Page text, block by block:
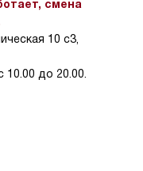
смена
10 с3,
до 20.00.